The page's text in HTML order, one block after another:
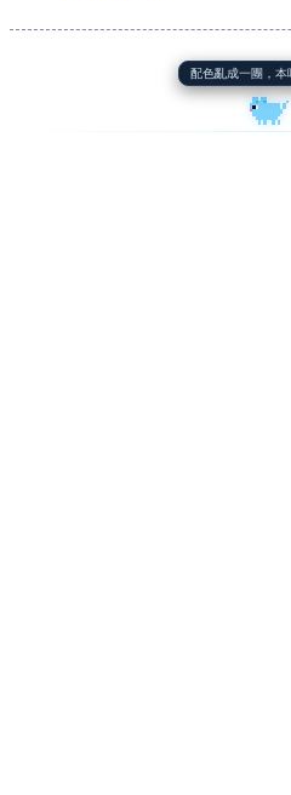
配色亂成一團，本喵看了想睡